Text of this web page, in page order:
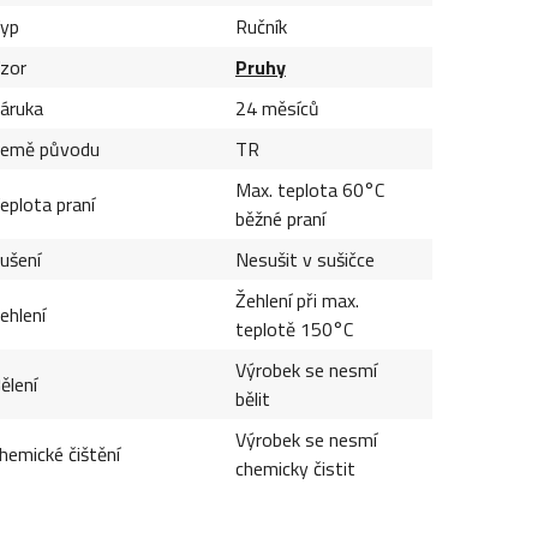
Ručník
Pruhy
24 měsíců
původu
TR
praní
Max. teplota 60°C
běžné praní
Nesušit v sušičce
Žehlení při max.
teplotě 150°C
Výrobek se nesmí
bělit
čištění
Výrobek se nesmí
chemicky čistit